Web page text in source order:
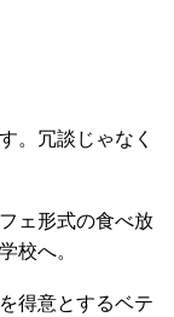
。冗談じゃなく
ェ形式の食べ放
校へ。
得意とするベテ